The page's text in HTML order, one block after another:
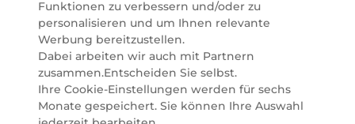
Parfümerien und unserem Online Shop sind wir
Marktführer im selektiven Beautyhandel in
Österreich. Seit 2023 liefern wir auch nach
Deutschland. Durch abwechselnde Aktionen und
attraktive Angebote zu allen Anlässen finden Sie bei
Marionnaud alles, was Beauty Herzen höherschlagen
lässt. Wir glauben fest daran, dass Freude auf viele
Arten geschaffen werden kann. Vom beruhigenden
Funktionen zu verbessern und/oder zu
personalisieren und um Ihnen relevante
Werbung bereitzustellen.
Dabei arbeiten wir auch mit Partnern
zusammen.Entscheiden Sie selbst.
Ihre Cookie-Einstellungen werden für sechs
Monate gespeichert. Sie können Ihre Auswahl